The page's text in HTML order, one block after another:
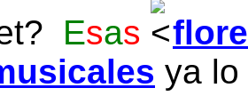
Esas
ya